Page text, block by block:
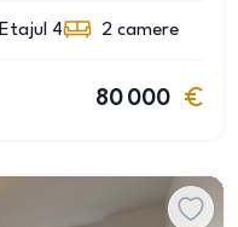
Etajul 4 2 camere
80 000